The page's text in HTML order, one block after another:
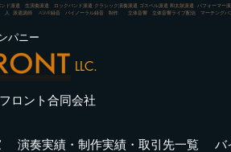
ド派遣 生演奏派遣 ロックバンド派遣 クラシック演奏派遣 ゴスペル派遣 和太鼓派遣 パフォー
人 派遣講師 ASMR録音 バイノーラル録音 制作 立体音響 立体音響ライブ配信 マーチングバ
パニー
LLC.
ロント合同会社
演奏実績・制作実績・取引先一覧 バ